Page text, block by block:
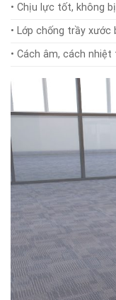
• Chịu lực tốt, không
• Lớp chống trầy xước
• Cách âm, cách